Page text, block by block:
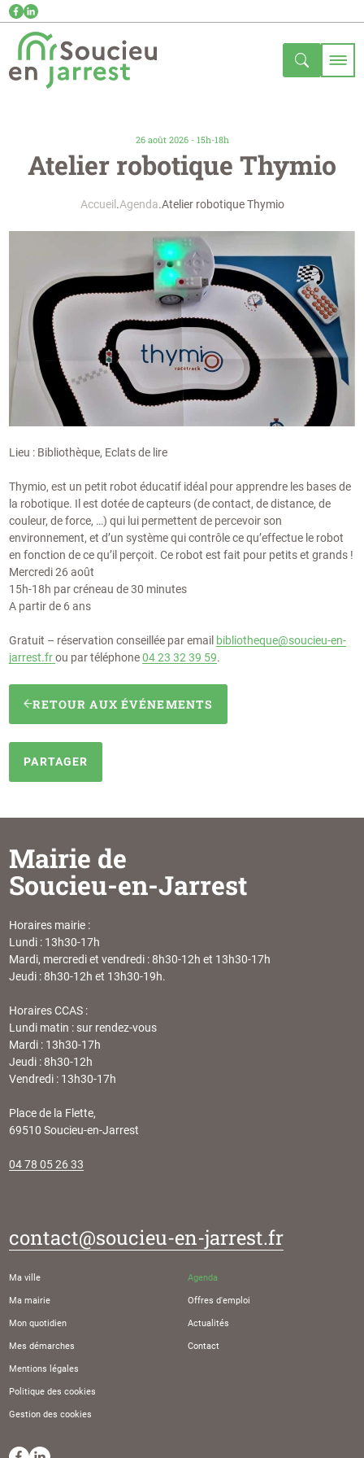
26 août 2026 - 15h-18h
Atelier robotique Thymio
Accueil Agenda Atelier robotique Thymio
Lieu : Bibliothèque, Eclats de lire
Thymio, est un petit robot éducatif idéal pour apprendre les bases de
la robotique. Il est dotée de capteurs (de contact, de distance, de
couleur, de force, …) qui lui permettent de percevoir son
environnement, et d’un système qui contrôle ce qu’effectue le robot
en fonction de ce qu’il perçoit. Ce robot est fait pour petits et grands !
Mercredi 26 août
15h-18h par créneau de 30 minutes
A partir de 6 ans
Gratuit – réservation conseillée par email bibliotheque@soucieu-en-
jarrest.frou par téléphone04 23 32 39 59.
RETOUR AUX ÉVÉNEMENTS
PARTAGER
Mairie de
Soucieu-en-Jarrest
Horaires mairie :
Lundi : 13h30-17h
Mardi, mercredi et vendredi : 8h30-12h et 13h30-17h
Jeudi : 8h30-12h et 13h30-19h.
Horaires CCAS :
Lundi matin : sur rendez-vous
Mardi : 13h30-17h
Jeudi : 8h30-12h
Vendredi : 13h30-17h
Place de la Flette,
69510 Soucieu-en-Jarrest
04 78 05 26 33
contact@soucieu-en-jarrest.fr
Ma ville
Ma mairie
Mon quotidien
Mes démarches
Agenda
Offres d'emploi
Actualités
Contact
Mentions légales
Politique des cookies
Gestion des cookies